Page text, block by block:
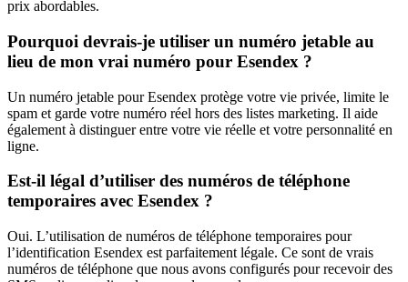
prix abordables.
Pourquoi devrais-je utiliser un numéro jetable au
lieu de mon vrai numéro pour Esendex ?
Un numéro jetable pour Esendex protège votre vie privée, limite le
spam et garde votre numéro réel hors des listes marketing. Il aide
également à distinguer entre votre vie réelle et votre personnalité en
ligne.
Est-il légal d’utiliser des numéros de téléphone
temporaires avec Esendex ?
Oui. L’utilisation de numéros de téléphone temporaires pour
l’identification Esendex est parfaitement légale. Ce sont de vrais
numéros de téléphone que nous avons configurés pour recevoir des